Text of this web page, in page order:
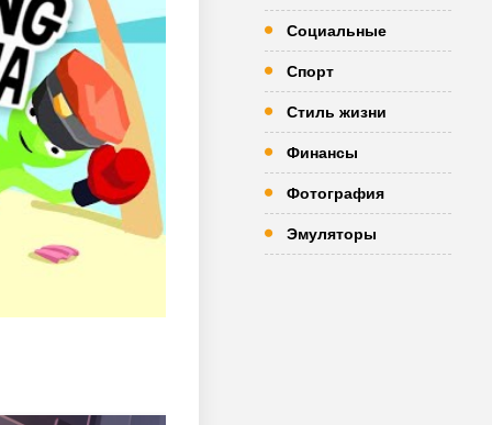
Социальные
Спорт
Стиль жизни
Финансы
Фотография
Эмуляторы